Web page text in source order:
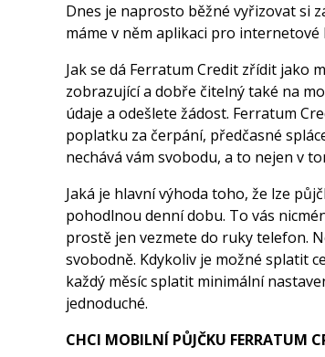
Dnes je naprosto běžné vyřizovat si
máme v něm aplikaci pro
Jak se dá Ferratum Credit zřídit jako
zobrazující a dobře čitelný také na
údaje a odešlete žádost. Ferratum
poplatku za čerpání, předčasné
nechává vám svobodu, a to nejen v
Jaká je hlavní výhoda toho, že lze
pohodlnou denní dobu. To vás
prostě jen vezmete do ruky telefon.
svobodně. Kdykoliv je možné splatit
každý měsíc splatit minimální
jednoduché.
CHCI MOBILNÍ PŮJČKU FERRATUM